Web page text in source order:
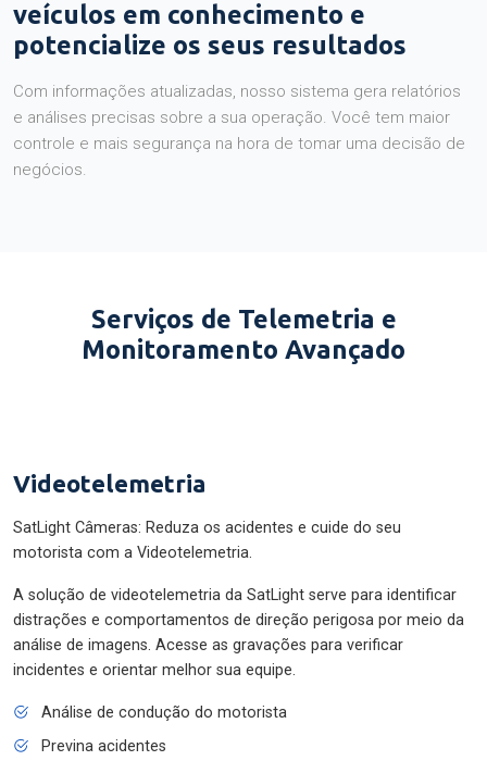
veículos em conhecimento e
potencialize os seus resultados
Com informações atualizadas, nosso sistema gera relatórios
e análises precisas sobre a sua operação. Você tem maior
controle e mais segurança na hora de tomar uma decisão de
negócios.
Serviços de Telemetria e
Monitoramento Avançado
Videotelemetria
SatLight Câmeras: Reduza os acidentes e cuide do seu
motorista com a Videotelemetria.
A solução de videotelemetria da SatLight serve para identificar
distrações e comportamentos de direção perigosa por meio da
análise de imagens. Acesse as gravações para verificar
incidentes e orientar melhor sua equipe.
Análise de condução do motorista
Previna acidentes